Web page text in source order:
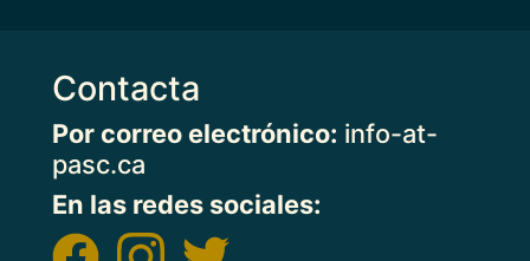
Contacta
Por correo electrónico: info-at-
pasc.ca
En las redes sociales: